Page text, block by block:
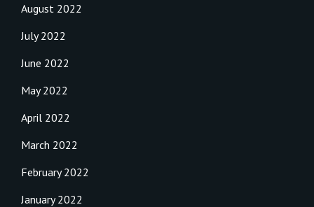
August 2022
July 2022
June 2022
May 2022
April 2022
March 2022
February 2022
January 2022